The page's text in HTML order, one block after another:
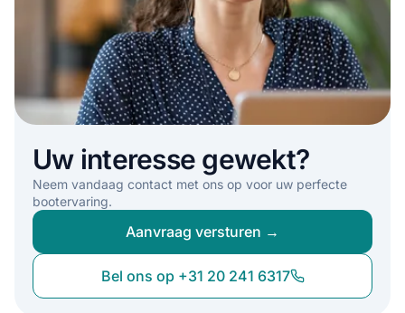
Uw interesse gewekt?
Neem vandaag contact met ons op voor uw perfecte
bootervaring.
Aanvraag versturen →
Bel ons op +31 20 241 6317